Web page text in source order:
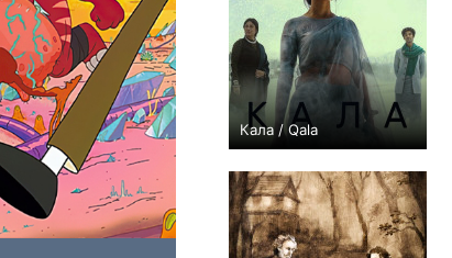
Кала / Qala
+1